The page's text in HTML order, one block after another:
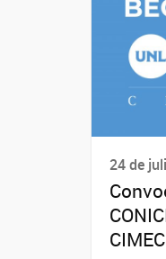
24 de
CIMEC